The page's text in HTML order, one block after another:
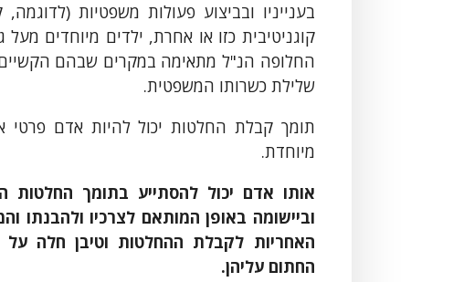
בענייניו ובביצוע פעולות משפטיות
החלופה הנ"ל מתאימה במקרים שבהם הקשיים
שלילת כשרותו המשפטית.
תומך קבלת החלטות יכול להיות אדם פרטי
מיוחדת.
אותו אדם יכול להסתייע בתומך
וביישומה באופן המותאם לצרכיו ולהבנתו
האחריות לקבלת ההחלטות וטיבן חלה
החתום עליהן.